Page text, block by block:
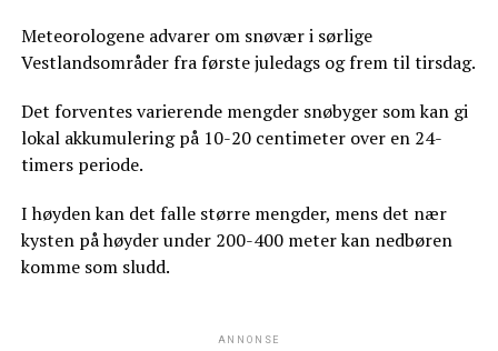
Meteorologene advarer om snøvær i sørlige
Vestlandsområder fra første juledags og frem til tirsdag.
Det forventes varierende mengder snøbyger som kan gi
lokal akkumulering på 10-20 centimeter over en 24-
timers periode.
I høyden kan det falle større mengder, mens det nær
kysten på høyder under 200-400 meter kan nedbøren
komme som sludd.
ANNONSE